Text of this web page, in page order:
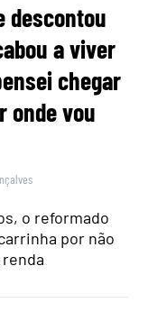
descontou
a viver
chegar
onde vou
o reformado
por não